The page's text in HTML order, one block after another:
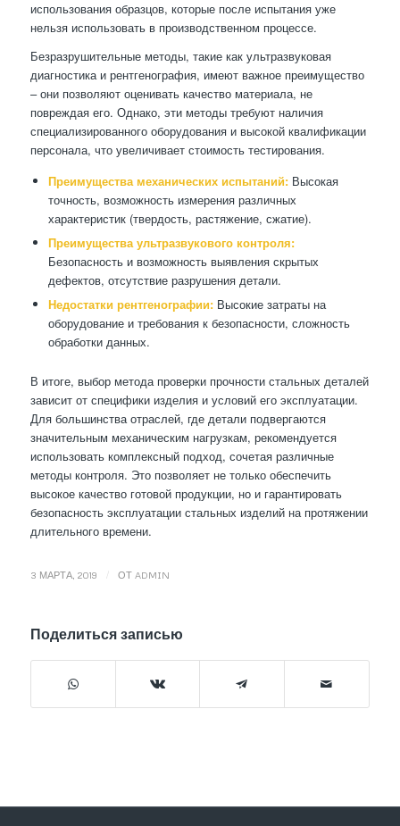
использования образцов, которые после испытания уже
нельзя использовать в производственном процессе.
Безразрушительные методы, такие как ультразвуковая
диагностика и рентгенография, имеют важное преимущество
– они позволяют оценивать качество материала, не
повреждая его. Однако, эти методы требуют наличия
специализированного оборудования и высокой квалификации
персонала, что увеличивает стоимость тестирования.
Преимущества механических испытаний:Высокая
точность, возможность измерения различных
характеристик (твердость, растяжение, сжатие).
Преимущества ультразвукового контроля:
Безопасность и возможность выявления скрытых
дефектов, отсутствие разрушения детали.
Недостатки рентгенографии:Высокие затраты на
оборудование и требования к безопасности, сложность
обработки данных.
В итоге, выбор метода проверки прочности стальных деталей
зависит от специфики изделия и условий его эксплуатации.
Для большинства отраслей, где детали подвергаются
значительным механическим нагрузкам, рекомендуется
использовать комплексный подход, сочетая различные
методы контроля. Это позволяет не только обеспечить
высокое качество готовой продукции, но и гарантировать
безопасность эксплуатации стальных изделий на протяжении
длительного времени.
3 МАРТА, 2019 ОТ ADMIN
Поделиться записью